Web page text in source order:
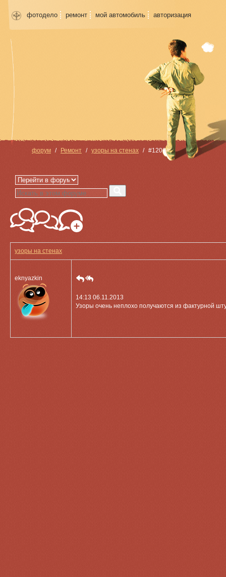
фотодело ремонт мой автомобиль авторизация
форум Ремонт узоры на стенах #1206
узоры на стенах
eknyazkin
14:13 06.11.2013
Узоры очень неплохо получаются из фактурной